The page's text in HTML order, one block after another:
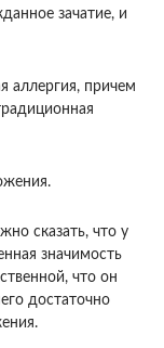
зачатие, и
аллергия, причем
сказать, что у
значимость
что он
достаточно